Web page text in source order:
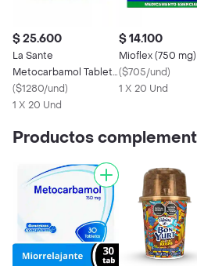
$ 25.600
La Sante
Metocarbamol Tableta
(750 Mg)
($1280/und)
1 X 20 Und
$ 14.100
Mioflex (750 mg)
($705/und)
1 X 20 Und
Productos